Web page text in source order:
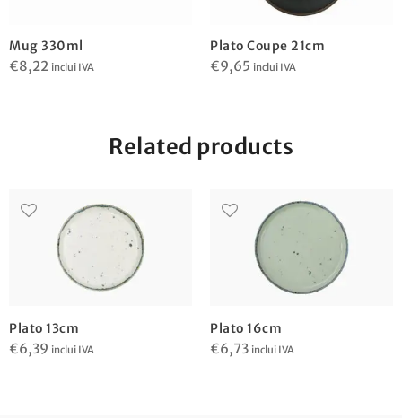
Mug 330ml
€8,22 inclui IVA
Plato Coupe 21cm
€9,65 inclui IVA
Related products
Plato 13cm
€6,39 inclui IVA
Plato 16cm
€6,73 inclui IVA